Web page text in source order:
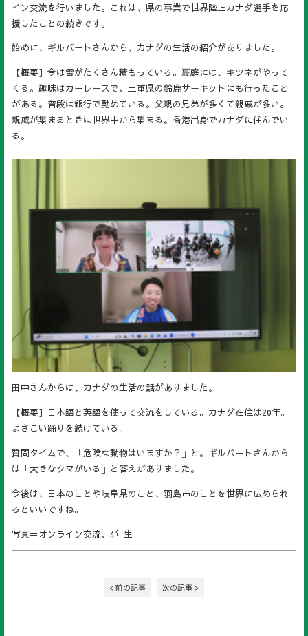
イン交流を行いました。これは、県の事業で世界陸上カナダ選手を応
援したことの続きです。
始めに、ギルバートさんから、カナダの生活の紹介がありました。
【概要】今は雪がたくさん積もっている。裏庭には、キツネがやって
くる。趣味はカーレースで、三重県の鈴鹿サーキットにも行ったこと
がある。普段は銀行で勤めている。父親の兄弟が多くて親戚が多い。
親戚が集まるときは世界中から集まる。香港出身でカナダに住んでい
る。
田中さんからは、カナダの生活の話がありました。
【概要】日本語と英語を使って交流をしている。カナダ在住は20年。
よさこい踊りを続けている。
質問タイムで、「危険な動物はいますか？」と。ギルバートさんから
は「大きなクマがいる」と答えがありました。
今後は、日本のことや岐阜県のこと、羽島市のことを世界に広められ
るといいですね。
写真＝オンライン交流、4年生
< 前の記事 次の記事 >